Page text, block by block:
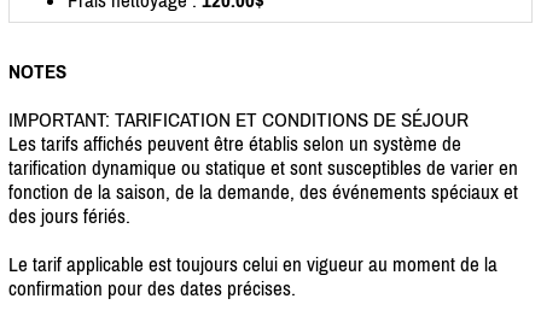
NOTES
IMPORTANT: TARIFICATION ET CONDITIONS DE SÉJOUR
Les tarifs affichés peuvent être établis selon un système de
tarification dynamique ou statique et sont susceptibles de varier en
fonction de la saison, de la demande, des événements spéciaux et
des jours fériés.
Le tarif applicable est toujours celui en vigueur au moment de la
confirmation pour des dates précises.